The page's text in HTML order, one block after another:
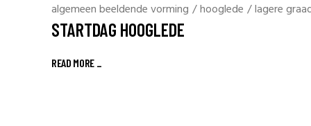
algemeen beeldende vorming /hooglede /lagere
STARTDAG HOOGLEDE
READ MORE _